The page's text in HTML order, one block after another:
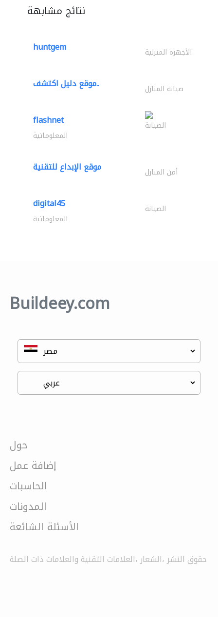
نتائج مشابهة
huntgem الأجهزة المنزلية
موقع دليل اكتشف.. صيانة المنازل
flashnet الصيانة
المعلوماتية
موقع الإبداع للتقنية أمن المنازل
digital45 الصيانة
المعلوماتية
Buildeey.com
حول
إضافة عمل
الحاسبات
المدونات
الأسئلة الشائعة
حقوق النشر ،الشعار ،العلامات التقنية والعلامات ذات الصلة